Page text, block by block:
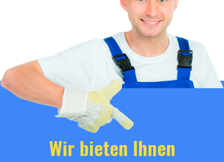
Wir bieten Ihnen